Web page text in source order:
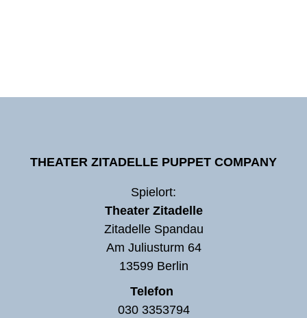
THEATER ZITADELLE PUPPET COMPANY
Spielort:
Theater Zitadelle
Zitadelle Spandau
Am Juliusturm 64
13599 Berlin
Telefon
030 3353794